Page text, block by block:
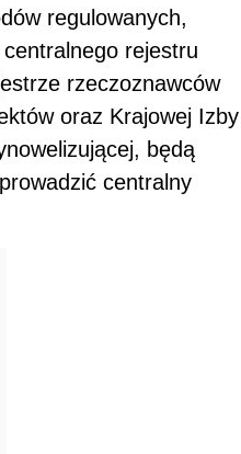
regulowanych,
rejestru
rzeczoznawców
oraz Krajowej Izby
będą
centralny